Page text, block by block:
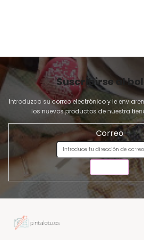
Suscribirse al
Introduzca su correo electrónico y le
los nuevos productos de nuestra
Correo